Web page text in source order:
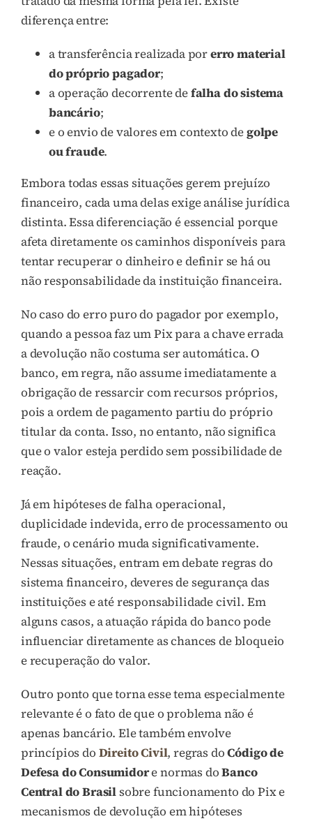
diferença entre:
a transferência realizada porerro material
do próprio pagador;
a operação decorrente defalha do sistema
bancário;
e o envio de valores em contexto degolpe
ou fraude.
Embora todas essas situações gerem prejuízo
financeiro, cada uma delas exige análise jurídica
distinta. Essa diferenciação é essencial porque
afeta diretamente os caminhos disponíveis para
tentar recuperar o dinheiro e definir se há ou
não responsabilidade da instituição financeira.
No caso do erro puro do pagador por exemplo,
quando a pessoa faz um Pix para a chave errada
a devolução não costuma ser automática. O
banco, em regra, não assume imediatamente a
obrigação de ressarcir com recursos próprios,
pois a ordem de pagamento partiu do próprio
titular da conta. Isso, no entanto, não significa
que o valor esteja perdido sem possibilidade de
reação.
Já em hipóteses de falha operacional,
duplicidade indevida, erro de processamento ou
fraude, o cenário muda significativamente.
Nessas situações, entram em debate regras do
sistema financeiro, deveres de segurança das
instituições e até responsabilidade civil. Em
alguns casos, a atuação rápida do banco pode
influenciar diretamente as chances de bloqueio
e recuperação do valor.
Outro ponto que torna esse tema especialmente
relevante é o fato de que o problema não é
apenas bancário. Ele também envolve
princípios do Direito Civil, regras doCódigo de
Defesa do Consumidore normas doBanco
Central do Brasilsobre funcionamento do Pix e
mecanismos de devolução em hipóteses